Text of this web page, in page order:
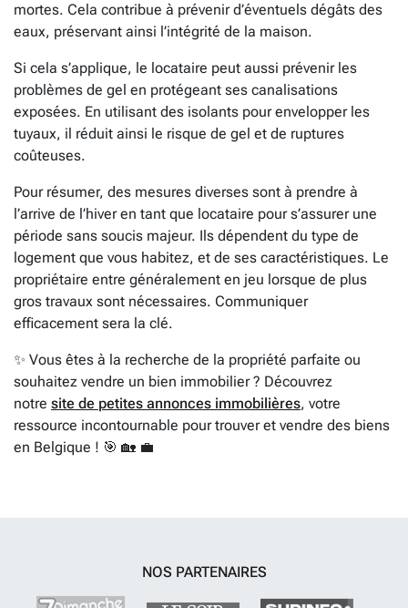
mortes. Cela contribue à prévenir d’éventuels dégâts des
eaux, préservant ainsi l’intégrité de la maison.
Si cela s’applique, le locataire peut aussi prévenir les
problèmes de gel en protégeant ses canalisations
exposées. En utilisant des isolants pour envelopper les
tuyaux, il réduit ainsi le risque de gel et de ruptures
coûteuses.
Pour résumer, des mesures diverses sont à prendre à
l’arrive de l’hiver en tant que locataire pour s’assurer une
période sans soucis majeur. Ils dépendent du type de
logement que vous habitez, et de ses caractéristiques. Le
propriétaire entre généralement en jeu lorsque de plus
gros travaux sont nécessaires. Communiquer
efficacement sera la clé.
✨ Vous êtes à la recherche de la propriété parfaite ou
souhaitez vendre un bien immobilier ? Découvrez
notre site de petites annonces immobilières, votre
ressource incontournable pour trouver et vendre des biens
en Belgique ! 🎯 🏡 💼
NOS PARTENAIRES